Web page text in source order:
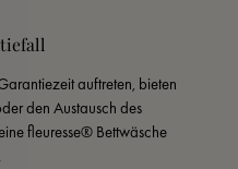
auftreten, bieten
den Austausch des
fleuresse® Bettwäsche